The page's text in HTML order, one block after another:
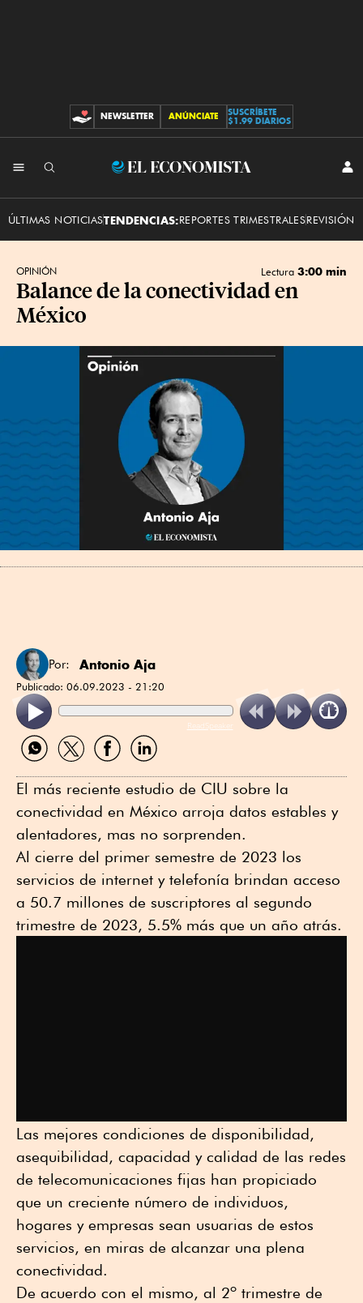
CONTRIBUCIONES
NEWSLETTER ANÚNCIATE
SUSCRÍBETE
$1.99 DIARIOS
El
ÚLTIMAS NOTICIASTENDENCIAS:REPORTES TRIMESTRALESREVISIÓN
OPINIÓN Lectura 3:00 min
Balance de la conectividad en
México
Por: Antonio Aja
Publicado: 06.09.2023 - 21:20
ReadSpeaker
Compartir
por
Compartir
por
Compartir
por
Compartir
por
El más reciente estudio de CIU sobre la
conectividad en México arroja datos estables y
alentadores, mas no sorprenden.
Al cierre del primer semestre de 2023 los
servicios de internet y telefonía brindan acceso
a 50.7 millones de suscriptores al segundo
trimestre de 2023, 5.5% más que un año atrás.
Las mejores condiciones de disponibilidad,
asequibilidad, capacidad y calidad de las redes
de telecomunicaciones fijas han propiciado
que un creciente número de individuos,
hogares y empresas sean usuarias de estos
servicios, en miras de alcanzar una plena
conectividad.
De acuerdo con el mismo, al 2º trimestre de